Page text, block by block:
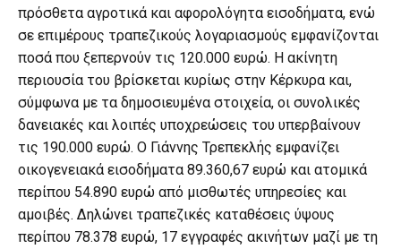
πρόσθετα αγροτικά και αφορολόγητα εισοδήματα, ενώ
σε επιμέρους τραπεζικούς λογαριασμούς εμφανίζονται
ποσά που ξεπερνούν τις 120.000 ευρώ. Η ακίνητη
περιουσία του βρίσκεται κυρίως στην Κέρκυρα και,
σύμφωνα με τα δημοσιευμένα στοιχεία, οι συνολικές
δανειακές και λοιπές υποχρεώσεις του υπερβαίνουν
τις 190.000 ευρώ. Ο Γιάννης Τρεπεκλής εμφανίζει
οικογενειακά εισοδήματα 89.360,67 ευρώ και ατομικά
περίπου 54.890 ευρώ από μισθωτές υπηρεσίες και
αμοιβές. Δηλώνει τραπεζικές καταθέσεις ύψους
περίπου 78.378 ευρώ, 17 εγγραφές ακινήτων μαζί με τη